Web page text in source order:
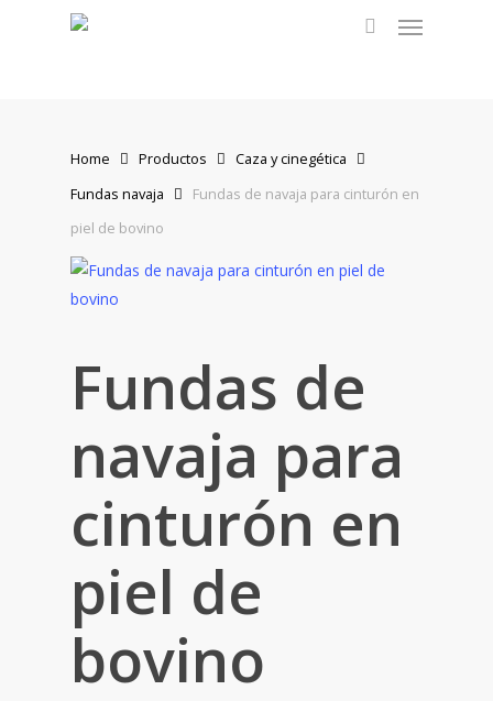
Menu
Home Productos
Caza y cinegética
Fundas navaja
Fundas de navaja para cinturón en
piel de bovino
Fundas de
navaja para
cinturón en
piel de
bovino